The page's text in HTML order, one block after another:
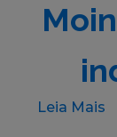
Leia Mais